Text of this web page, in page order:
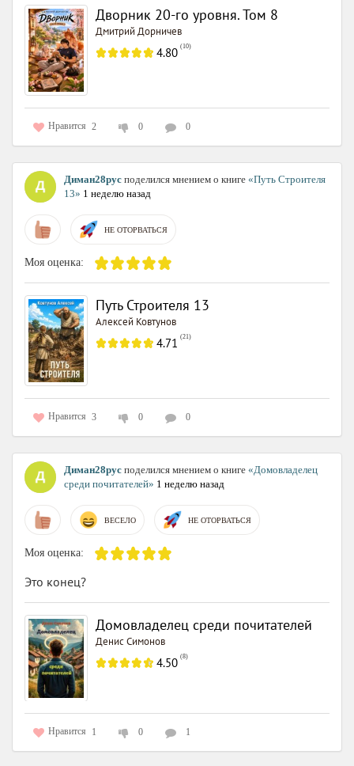
Дворник 20-го уровня. Том 8
Дмитрий Дорничев
4.80 (10)
Нравится 2 0 0
Диман28рус поделился мнением о книге «Путь Строителя
13» 1 неделю назад
НЕ ОТОРВАТЬСЯ
Моя оценка:
Путь Строителя 13
Алексей Ковтунов
4.71 (21)
Нравится 3 0 0
Диман28рус поделился мнением о книге «Домовладелец
среди почитателей» 1 неделю назад
ВЕСЕЛО НЕ ОТОРВАТЬСЯ
Моя оценка:
Это конец?
Домовладелец среди почитателей
Денис Симонов
4.50 (8)
Нравится 1 0 1